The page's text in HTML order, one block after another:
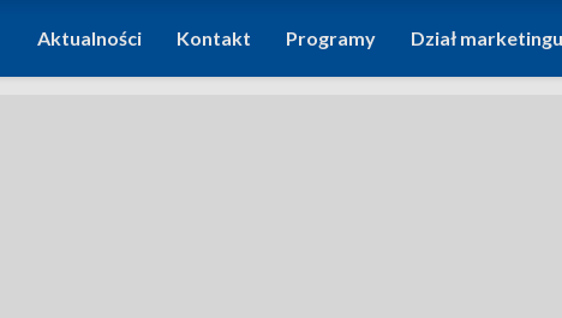
Aktualności Kontakt Programy Dział